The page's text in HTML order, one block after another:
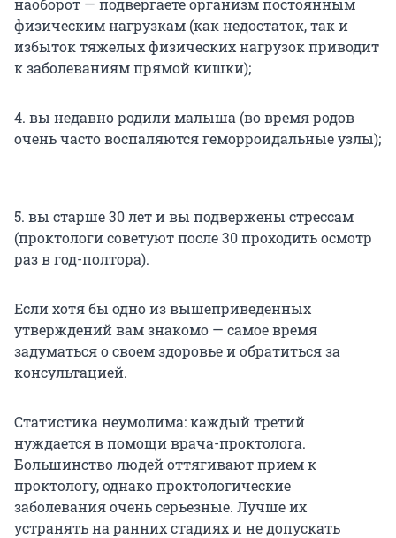
наоборот — подвергаете организм постоянным
физическим нагрузкам (как недостаток, так и
избыток тяжелых физических нагрузок приводит
к заболеваниям прямой кишки);
4. вы недавно родили малыша (во время родов
очень часто воспаляются геморроидальные узлы);
5. вы старше 30 лет и вы подвержены стрессам
(проктологи советуют после 30 проходить осмотр
раз в год-полтора).
Если хотя бы одно из вышеприведенных
утверждений вам знакомо — самое время
задуматься о своем здоровье и обратиться за
консультацией.
Статистика неумолима: каждый третий
нуждается в помощи врача-проктолога.
Большинство людей оттягивают прием к
проктологу, однако проктологические
заболевания очень серьезные. Лучше их
устранять на ранних стадиях и не допускать